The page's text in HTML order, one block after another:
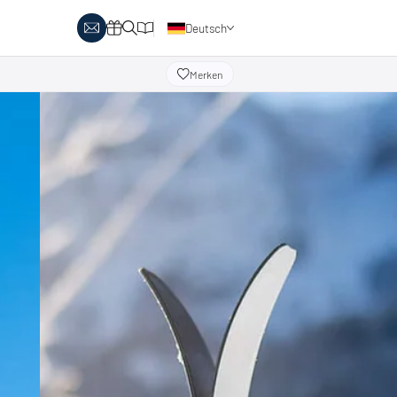
Biathlon
& Wellness
& Familie
in Österreich
in Italien
Skitouren
Österreich
Katalog
Blog
Deutsch
Englisch
Merken